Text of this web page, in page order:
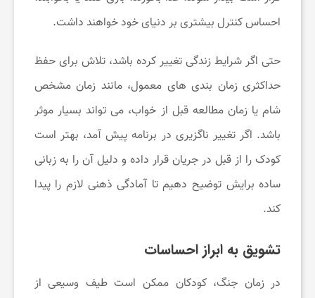
احساس کنترل بیشتری بر دنیای خود خواهند داشت.
حتی اگر شرایط زندگی تغییر کرده باشد، تلاش برای حفظ
حداکثری زمان بندی های معمول، مانند زمان مشخص
شام یا زمان مطالعه قبل از خواب، می تواند بسیار موثر
باشد. اگر تغییر ناگزیری در برنامه پیش آمد، بهتر است
کودک را از قبل در جریان قرار داده و دلیل آن را به زبانی
ساده برایش توضیح دهیم تا آمادگی ذهنی لازم را پیدا
کند.
تشویق به ابراز احساسات
در زمان جنگ، کودکان ممکن است طیف وسیعی از